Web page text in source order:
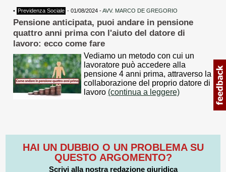
• Previdenza Sociale - 01/08/2024 -AVV. MARCO DE GREGORIO
Pensione anticipata, puoi andare in pensione
quattro anni prima con l'aiuto del datore di
lavoro: ecco come fare
Vediamo un metodo con cui un
lavoratore può accedere alla
pensione 4 anni prima, attraverso la
collaborazione del proprio datore di
lavoro (continua a leggere)
HAI UN DUBBIO O UN PROBLEMA SU
QUESTO ARGOMENTO?
Scrivi alla nostra redazione giuridica